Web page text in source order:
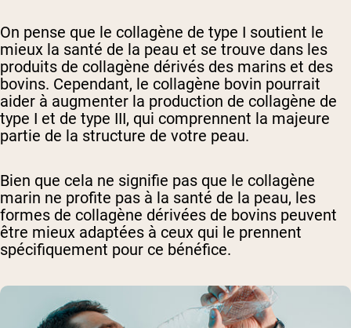
On pense que le collagène de type I soutient le
mieux la santé de la peau et se trouve dans les
produits de collagène dérivés des marins et des
bovins. Cependant, le collagène bovin pourrait
aider à augmenter la production de collagène de
type I et de type III, qui comprennent la majeure
partie de la structure de votre peau.
Bien que cela ne signifie pas que le collagène
marin ne profite pas à la santé de la peau, les
formes de collagène dérivées de bovins peuvent
être mieux adaptées à ceux qui le prennent
spécifiquement pour ce bénéfice.